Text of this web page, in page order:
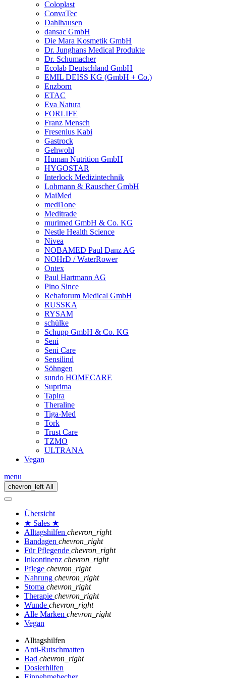
Coloplast
ConvaTec
Dahlhausen
dansac GmbH
Die Mara Kosmetik GmbH
Dr. Junghans Medical Produkte
Dr. Schumacher
Ecolab Deutschland GmbH
EMIL DEISS KG (GmbH + Co.)
Enzborn
ETAC
Eva Natura
FORLIFE
Franz Mensch
Fresenius Kabi
Gastrock
Gehwohl
Human Nutrition GmbH
HYGOSTAR
Interlock Medizintechnik
Lohmann & Rauscher GmbH
MaiMed
medi1one
Meditrade
murimed GmbH & Co. KG
Nestle Health Science
Nivea
NOBAMED Paul Danz AG
NOHrD / WaterRower
Ontex
Paul Hartmann AG
Pino Since
Rehaforum Medical GmbH
RUSSKA
RYSAM
schülke
Schupp GmbH & Co. KG
Seni
Seni Care
Sensilind
Söhngen
sundo HOMECARE
Suprima
Tapira
Theraline
Tiga-Med
Tork
Trust Care
TZMO
ULTRANA
Vegan
menu
chevron_left All
Übersicht
★ Sales ★
Alltagshilfen chevron_right
Bandagen chevron_right
Für Pflegende chevron_right
Inkontinenz chevron_right
Pflege chevron_right
Nahrung chevron_right
Stoma chevron_right
Therapie chevron_right
Wunde chevron_right
Alle Marken chevron_right
Vegan
Alltagshilfen
Anti-Rutschmatten
Bad chevron_right
Dosierhilfen